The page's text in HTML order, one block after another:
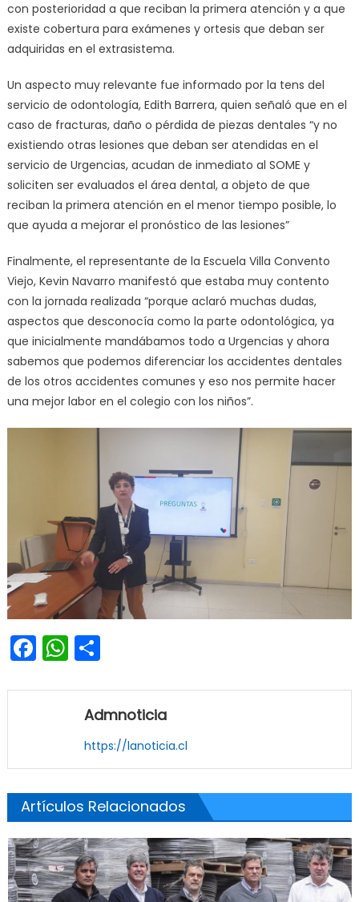
con posterioridad a que reciban la primera atención y a que
existe cobertura para exámenes y ortesis que deban ser
adquiridas en el extrasistema.
Un aspecto muy relevante fue informado por la tens del
servicio de odontología, Edith Barrera, quien señaló que en el
caso de fracturas, daño o pérdida de piezas dentales “y no
existiendo otras lesiones que deban ser atendidas en el
servicio de Urgencias, acudan de inmediato al SOME y
soliciten ser evaluados el área dental, a objeto de que
reciban la primera atención en el menor tiempo posible, lo
que ayuda a mejorar el pronóstico de las lesiones”
Finalmente, el representante de la Escuela Villa Convento
Viejo, Kevin Navarro manifestó que estaba muy contento
con la jornada realizada “porque aclaró muchas dudas,
aspectos que desconocía como la parte odontológica, ya
que inicialmente mandábamos todo a Urgencias y ahora
sabemos que podemos diferenciar los accidentes dentales
de los otros accidentes comunes y eso nos permite hacer
una mejor labor en el colegio con los niños”.
Facebook
WhatsApp
Share
Admnoticia
https://lanoticia.cl
Artículos Relacionados